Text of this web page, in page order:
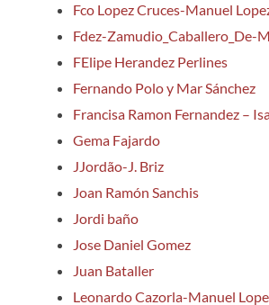
Fco Lopez Cruces-Manuel
Fdez-Zamudio_Caballero_De-
FElipe Herandez Perlines
Fernando Polo y Mar Sánchez
Francisa Ramon Fernandez –
Gema Fajardo
JJordão-J. Briz
Joan Ramón Sanchis
Jordi baño
Jose Daniel Gomez
Juan Bataller
Leonardo Cazorla-Manuel